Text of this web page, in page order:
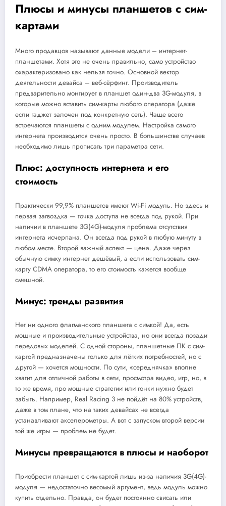
Плюсы и минусы планшетов с сим-
картами
Много продавцов называют данные модели – интернет-
планшетами. Хотя это не очень правильно, само устройство
охарактеризовано как нельзя точно. Основной вектор
деятельности девайса – веб-сёрфинг. Производитель
предварительно монтирует в планшет один-два 3G-модуля, в
которые можно вставить сим-карты любого оператора (даже
если гаджет залочен под конкретную сеть). Чаще всего
встречаются планшеты с одним модулем. Настройка самого
интернета производится очень просто. В большинстве случаев
необходимо лишь прописать три параметра сети.
Плюс: доступность интернета и его
стоимость
Практически 99,9% планшетов имеют Wi-Fi модуль. Но здесь и
первая загвоздка — точка доступа не всегда под рукой. При
наличии в планшете 3G(4G)-модуля проблема отсутствия
интернета исчерпана. Он всегда под рукой в любую минуту в
любом месте. Второй важный аспект — цена. Даже через
обычную симку интернет дешёвый, а если использовать сим-
карту CDMA оператора, то его стоимость кажется вообще
смешной.
Минус: тренды развития
Нет ни одного флагманского планшета с симкой! Да, есть
мощные и производительные устройства, но они всегда позади
передовых моделей. С одной стороны, планшетные ПК с сим-
картой предназначены только для лёгких потребностей, но с
другой — хочется мощности. По сути, «середнячка» вполне
хватит для отличной работы в сети, просмотра видео, игр, но, в
то же время, про мощные стратегии или гонки нужно будет
забыть. Например, Real Racing 3 не пойдёт на 80% устройств,
даже в том плане, что на таких девайсах не всегда
устанавливают акселерометры. А вот с запуском второй версии
той же игры — проблем не будет.
Минусы превращаются в плюсы и наоборот
Приобрести планшет с сим-картой лишь из-за наличия 3G(4G)-
модуля — недостаточно весомый аргумент, ведь модуль можно
купить отдельно. Правда, он будет постоянно свисать или